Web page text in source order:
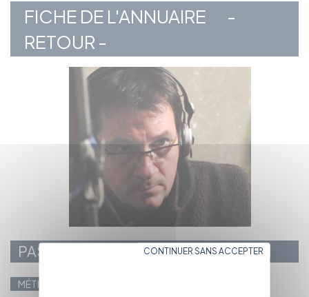
FICHE DE L'ANNUAIRE
-
RETOUR -
PASCAL ARMANT
MÉTIERS PRINCIPAUX
CONTINUER SANS ACCEPTER